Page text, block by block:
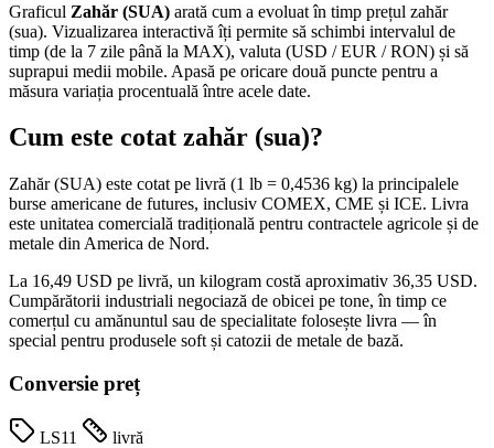
Graficul Zahăr (SUA) arată cum a evoluat în timp prețul zahăr
(sua). Vizualizarea interactivă îți permite să schimbi intervalul de
timp (de la 7 zile până la MAX), valuta (USD / EUR / RON) și să
suprapui medii mobile. Apasă pe oricare două puncte pentru a
măsura variația procentuală între acele date.
Cum este cotat zahăr (sua)?
Zahăr (SUA) este cotat pe livră (1 lb = 0,4536 kg) la principalele
burse americane de futures, inclusiv COMEX, CME și ICE. Livra
este unitatea comercială tradițională pentru contractele agricole și de
metale din America de Nord.
La 16,49 USD pe livră, un kilogram costă aproximativ 36,35 USD.
Cumpărătorii industriali negociază de obicei pe tone, în timp ce
comerțul cu amănuntul sau de specialitate folosește livra — în
special pentru produsele soft și catozii de metale de bază.
Conversie preț
LS11
livră